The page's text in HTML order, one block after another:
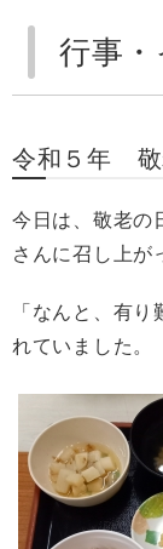
行事・
令和５年 敬
今日は、敬老の
さんに召し上が
「なんと、有
れていました。